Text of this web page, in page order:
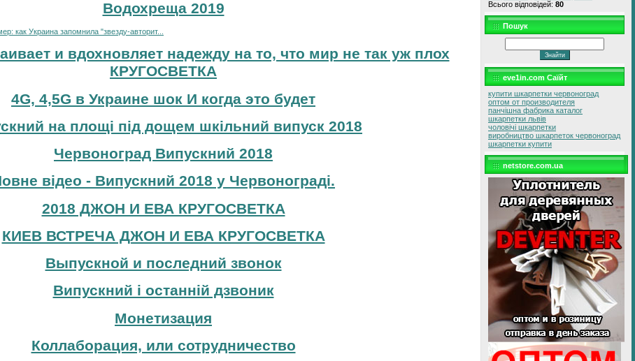
Водохреща 2019
как Украина запомнила "звезду-авторит...
и вдохновляет надежду на то, что мир не так уж плох
КРУГОСВЕТКА
4G, 4,5G в Украине шок И когда это будет
на площі під дощем шкільний випуск 2018
Червоноград Випускний 2018
відео - Випускний 2018 у Червонограді.
2018 ДЖОН И ЕВА КРУГОСВЕТКА
КИЕВ ВСТРЕЧА ДЖОН И ЕВА КРУГОСВЕТКА
Выпускной и последний звонок
Випускний і останній дзвоник
Монетизация
Коллаборация, или сотрудничество
Всього відповідей: 80
Пошук
eve1in.com Саїйт
купити шкарпетки червоноград
оптом от производителя
панчішна фабрика каталог
шкарпетки львів
чоловічі шкарпетки
виробництво шкарпеток червоноград
шкарпетки купити
netstore.com.ua